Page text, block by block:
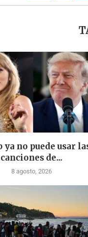
ya no puede usar
canciones de...
8 agosto, 2026